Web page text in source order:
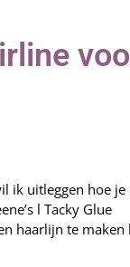
ik uitleggen hoe
l Tacky Glue
haarlijn te